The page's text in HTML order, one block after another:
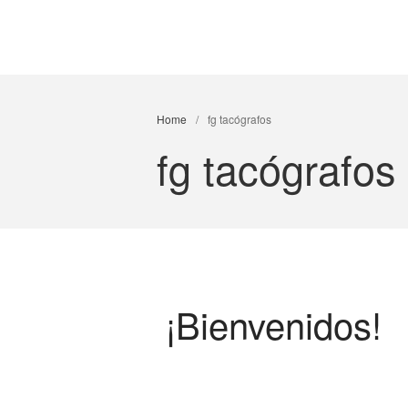
Home / fg tacógrafos
fg tacógrafos
¡Bienvenidos!